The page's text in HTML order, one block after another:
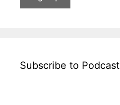
Subscribe to Podcast